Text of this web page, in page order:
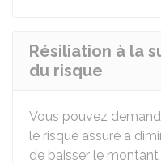
Résiliation à la
du risque
Vous pouvez
le risque assuré a
de baisser le